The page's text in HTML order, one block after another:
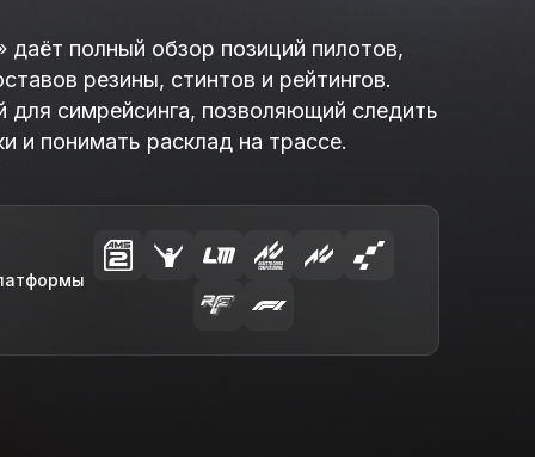
даёт полный обзор позиций пилотов,
резины, стинтов и рейтингов.
симрейсинга, позволяющий следить
и понимать расклад на трассе.